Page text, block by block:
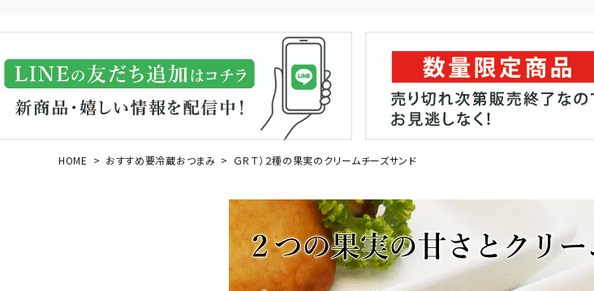
くぎ煮 海産物 乳製品
佃煮・ごはんのおとも 丸う
501円～1,000円 1,001
4,001円～5,000円 5,001円～
ACCOUNT MENU
ログイン 会員登録
HOME おすすめ要冷蔵おつまみ ＧＲＴ）２種の果実のクリームチーズサンド